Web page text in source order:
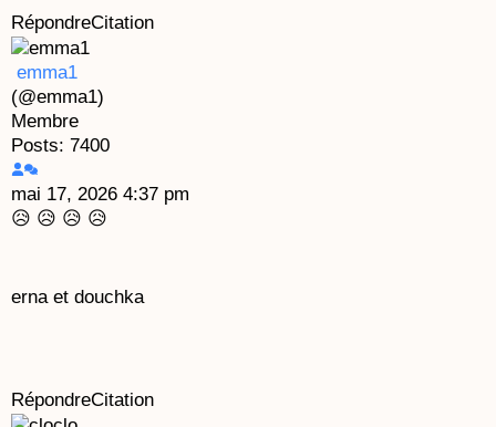
RépondreCitation
emma1
(@emma1)
Membre
Posts: 7400
mai 17, 2026 4:37 pm
😥 😥 😥 😥
erna et douchka
RépondreCitation